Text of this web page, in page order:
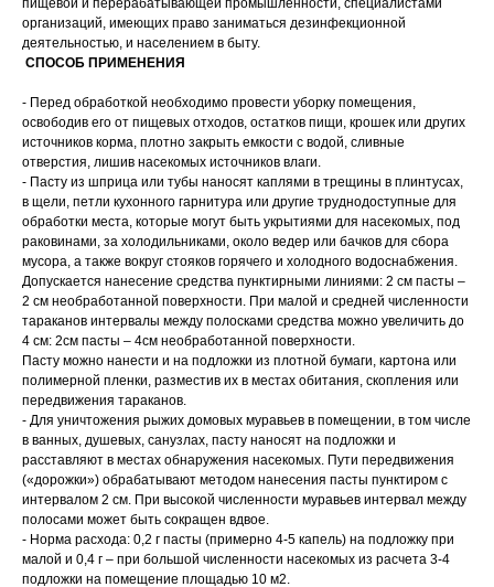
пищевой и перерабатывающей промышленности, специалистами
организаций, имеющих право заниматься дезинфекционной
деятельностью, и населением в быту.
СПОСОБ ПРИМЕНЕНИЯ
- Перед обработкой необходимо провести уборку помещения,
освободив его от пищевых отходов, остатков пищи, крошек или других
источников корма, плотно закрыть емкости с водой, сливные
отверстия, лишив насекомых источников влаги.
- Пасту из шприца или тубы наносят каплями в трещины в плинтусах,
в щели, петли кухонного гарнитура или другие труднодоступные для
обработки места, которые могут быть укрытиями для насекомых, под
раковинами, за холодильниками, около ведер или бачков для сбора
мусора, а также вокруг стояков горячего и холодного водоснабжения.
Допускается нанесение средства пунктирными линиями: 2 см пасты –
2 см необработанной поверхности. При малой и средней численности
тараканов интервалы между полосками средства можно увеличить до
4 см: 2см пасты – 4см необработанной поверхности.
Пасту можно нанести и на подложки из плотной бумаги, картона или
полимерной пленки, разместив их в местах обитания, скопления или
передвижения тараканов.
- Для уничтожения рыжих домовых муравьев в помещении, в том числе
в ванных, душевых, санузлах, пасту наносят на подложки и
расставляют в местах обнаружения насекомых. Пути передвижения
(«дорожки») обрабатывают методом нанесения пасты пунктиром с
интервалом 2 см. При высокой численности муравьев интервал между
полосами может быть сокращен вдвое.
- Норма расхода: 0,2 г пасты (примерно 4-5 капель) на подложку при
малой и 0,4 г – при большой численности насекомых из расчета 3-4
подложки на помещение площадью 10 м2.